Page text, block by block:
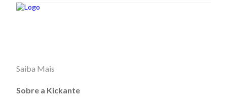
Saiba Mais
Sobre a Kickante